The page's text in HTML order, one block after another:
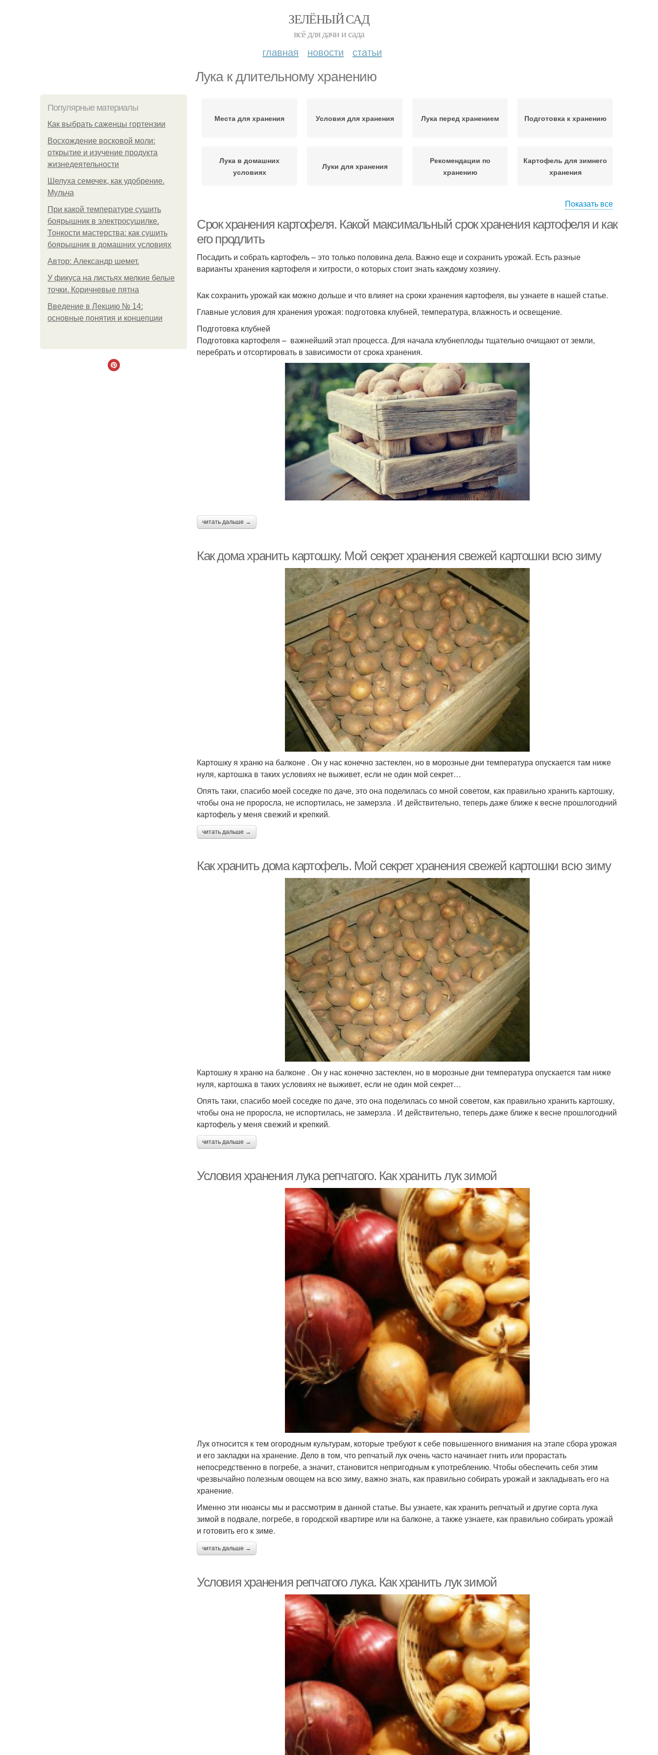
ЗЕЛЁНЫЙ САД
всё для дачи и сада
главная новости статьи
Лука к длительному хранению
Популярные материалы
Как выбрать саженцы гортензии
Восхождение восковой моли:
открытие и изучение продукта
жизнедеятельности
Шелуха семечек, как удобрение.
Мульча
При какой температуре сушить
боярышник в электросушилке.
Тонкости мастерства: как сушить
боярышник в домашних условиях
Автор: Александр шемет.
У фикуса на листьях мелкие белые
точки. Коричневые пятна
Введение в Лекцию № 14:
основные понятия и концепции
Места для хранения Условия для хранения Лука перед хранением Подготовка к хранению
Лука в домашних
условиях
Луки для хранения
Рекомендации по
хранению
Картофель для зимнего
хранения
Показать все
Срок хранения картофеля. Какой максимальный срок хранения картофеля и как
его продлить
Посадить и собрать картофель – это только половина дела. Важно еще и сохранить урожай. Есть разные
варианты хранения картофеля и хитрости, о которых стоит знать каждому хозяину.
Как сохранить урожай как можно дольше и что влияет на сроки хранения картофеля, вы узнаете в нашей статье.
Главные условия для хранения урожая: подготовка клубней, температура, влажность и освещение.
Подготовка клубней
Подготовка картофеля – важнейший этап процесса. Для начала клубнеплоды тщательно очищают от земли,
перебрать и отсортировать в зависимости от срока хранения.
читать дальше →
Как дома хранить картошку. Мой секрет хранения свежей картошки всю зиму
Картошку я храню на балконе . Он у нас конечно застеклен, но в морозные дни температура опускается там ниже
нуля, картошка в таких условиях не выживет, если не один мой секрет…
Опять таки, спасибо моей соседке по даче, это она поделилась со мной советом, как правильно хранить картошку,
чтобы она не проросла, не испортилась, не замерзла . И действительно, теперь даже ближе к весне прошлогодний
картофель у меня свежий и крепкий.
читать дальше →
Как хранить дома картофель. Мой секрет хранения свежей картошки всю зиму
Картошку я храню на балконе . Он у нас конечно застеклен, но в морозные дни температура опускается там ниже
нуля, картошка в таких условиях не выживет, если не один мой секрет…
Опять таки, спасибо моей соседке по даче, это она поделилась со мной советом, как правильно хранить картошку,
чтобы она не проросла, не испортилась, не замерзла . И действительно, теперь даже ближе к весне прошлогодний
картофель у меня свежий и крепкий.
читать дальше →
Условия хранения лука репчатого. Как хранить лук зимой
Лук относится к тем огородным культурам, которые требуют к себе повышенного внимания на этапе сбора урожая
и его закладки на хранение. Дело в том, что репчатый лук очень часто начинает гнить или прорастать
непосредственно в погребе, а значит, становится непригодным к употреблению. Чтобы обеспечить себя этим
чрезвычайно полезным овощем на всю зиму, важно знать, как правильно собирать урожай и закладывать его на
хранение.
Именно эти нюансы мы и рассмотрим в данной статье. Вы узнаете, как хранить репчатый и другие сорта лука
зимой в подвале, погребе, в городской квартире или на балконе, а также узнаете, как правильно собирать урожай
и готовить его к зиме.
читать дальше →
Условия хранения репчатого лука. Как хранить лук зимой